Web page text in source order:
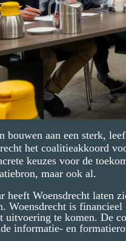
bouwen aan een sterk,
het coalitieakkoord
keuzes voor de
maar ook al.
heeft Woensdrecht laten
Woensdrecht is
uitvoering te komen. De
informatie- en